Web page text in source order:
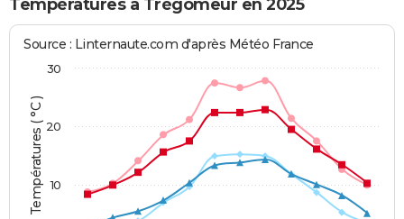
Températures à Trégomeur en 2025
Températures ( °C )
Source : Linternaute.com d'après Météo France
10
20
30